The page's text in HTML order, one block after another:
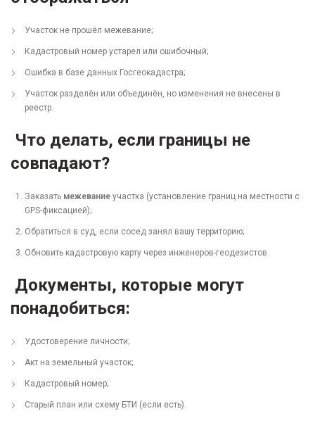
Участок не прошёл межевание;
Кадастровый номер устарел или ошибочный;
Ошибка в базе данных Госгеокадастра;
Участок разделён или объединён, но изменения не внесены в
реестр.
Что делать, если границы не
совпадают?
Заказать межевание участка (установление границ на местности с
GPS-фиксацией);
Обратиться в суд, если сосед занял вашу территорию;
Обновить кадастровую карту через инженеров-геодезистов.
Документы, которые могут
понадобиться:
Удостоверение личности;
Акт на земельный участок;
Кадастровый номер;
Старый план или схему БТИ (если есть).